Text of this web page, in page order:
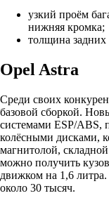
узкий проём
нижняя кромка;
толщина задних
Opel Astra
Среди своих
базовой сборкой.
системами ESP/ABS,
колёсными дисками,
магнитолой,
можно получить
движком на 1,6
около 30 тысяч.